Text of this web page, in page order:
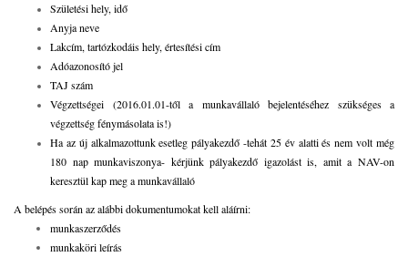
Születési hely, idő
Anyja neve
Lakcím, tartózkodáis hely, értesítési cím
Adóazonosító jel
TAJ szám
Végzettségei (2016.01.01-től a munkavállaló bejelentéséhez szükséges a
végzettség fénymásolata is!)
Ha az új alkalmazottunk esetleg pályakezdő -tehát 25 év alatti és nem volt még
180 nap munkaviszonya- kérjünk pályakezdő igazolást is, amit a NAV-on
keresztül kap meg a munkavállaló
A belépés során az alábbi dokumentumokat kell aláírni:
munkaszerződés
munkaköri leírás